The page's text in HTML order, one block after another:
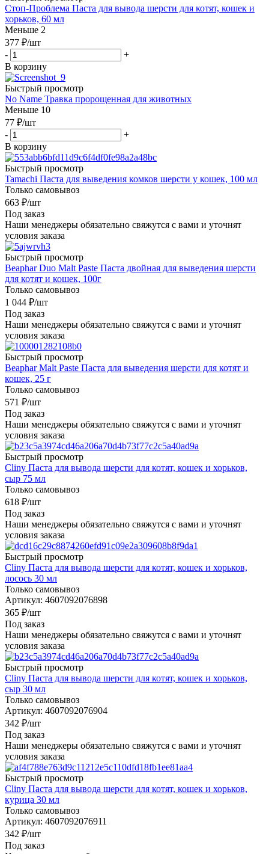
Стоп-Проблема Паста для вывода шерсти для котят, кошек и
хорьков, 60 мл
Меньше 2
377 ₽/шт
-
+
В корзину
Быстрый просмотр
No Name Травка пророщенная для животных
Меньше 10
77 ₽/шт
-
+
В корзину
Быстрый просмотр
Tamachi Паста для выведения комков шерсти у кошек, 100 мл
Только самовывоз
663 ₽/шт
Под заказ
Наши менеджеры обязательно свяжутся с вами и уточнят
условия заказа
Быстрый просмотр
Beaphar Duo Malt Paste Паста двойная для выведения шерсти
для котят и кошек, 100г
Только самовывоз
1 044 ₽/шт
Под заказ
Наши менеджеры обязательно свяжутся с вами и уточнят
условия заказа
Быстрый просмотр
Beaphar Malt Paste Паста для выведения шерсти для котят и
кошек, 25 г
Только самовывоз
571 ₽/шт
Под заказ
Наши менеджеры обязательно свяжутся с вами и уточнят
условия заказа
Быстрый просмотр
Cliny Паста для вывода шерсти для котят, кошек и хорьков,
сыр 75 мл
Только самовывоз
618 ₽/шт
Под заказ
Наши менеджеры обязательно свяжутся с вами и уточнят
условия заказа
Быстрый просмотр
Cliny Паста для вывода шерсти для котят, кошек и хорьков,
лосось 30 мл
Только самовывоз
Артикул: 4607092076898
365 ₽/шт
Под заказ
Наши менеджеры обязательно свяжутся с вами и уточнят
условия заказа
Быстрый просмотр
Cliny Паста для вывода шерсти для котят, кошек и хорьков,
сыр 30 мл
Только самовывоз
Артикул: 4607092076904
342 ₽/шт
Под заказ
Наши менеджеры обязательно свяжутся с вами и уточнят
условия заказа
Быстрый просмотр
Cliny Паста для вывода шерсти для котят, кошек и хорьков,
курица 30 мл
Только самовывоз
Артикул: 4607092076911
342 ₽/шт
Под заказ